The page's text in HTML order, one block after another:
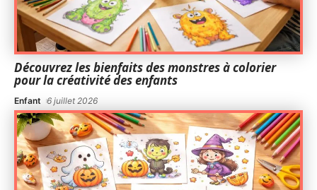
Découvrez les bienfaits des monstres à colorier
pour la créativité des enfants
Enfant 6 juillet 2026